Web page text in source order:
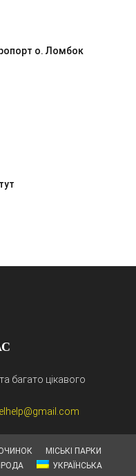
о. Ломбок
багато цікавого
МІСЬКІ ПАРКИ
УКРАЇНСЬКА